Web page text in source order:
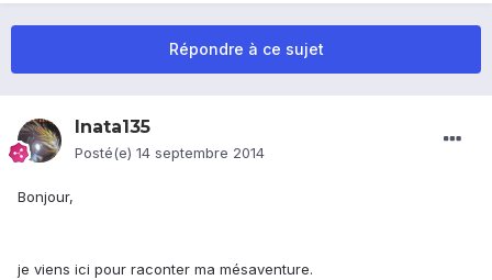
Répondre à ce sujet
Inata135
Posté(e) 14 septembre 2014
Bonjour,
je viens ici pour raconter ma mésaventure.